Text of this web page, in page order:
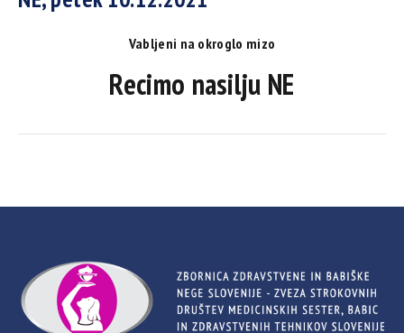
Vabljeni na okroglo mizo
Recimo nasilju NE